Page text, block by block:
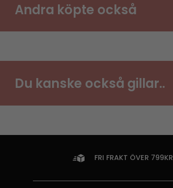
Andra köpte också
Du kanske också gillar..
FRI FRAKT ÖVER 799KR